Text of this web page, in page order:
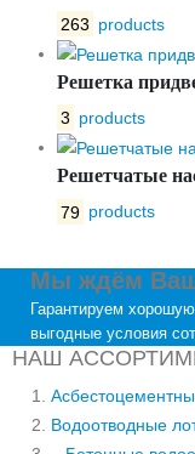
263 products
Решетка
3 products
Решетчатые
79 products
Мы ждём
Гарантируем
выгодные условия
НАШ
Водоотводные